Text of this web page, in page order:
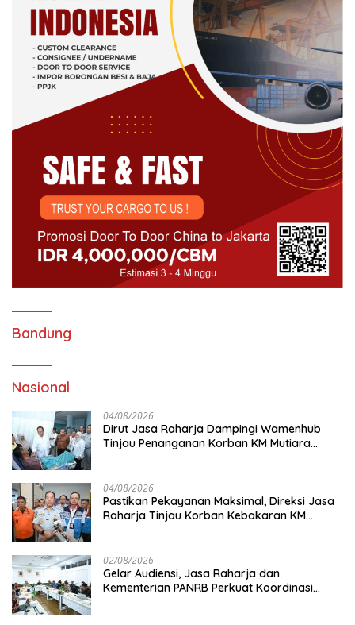
Bandung
Nasional
04/08/2026
Dirut Jasa Raharja Dampingi Wamenhub
Tinjau Penanganan Korban KM Mutiara
04/08/2026
Pastikan Pekayanan Maksimal, Direksi Jasa
Raharja Tinjau Korban Kebakaran KM
02/08/2026
Gelar Audiensi, Jasa Raharja dan
Kementerian PANRB Perkuat Koordinasi